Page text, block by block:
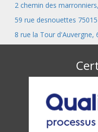
2 chemin des
59 rue desnouettes
8 rue la Tour d'Auvergne,